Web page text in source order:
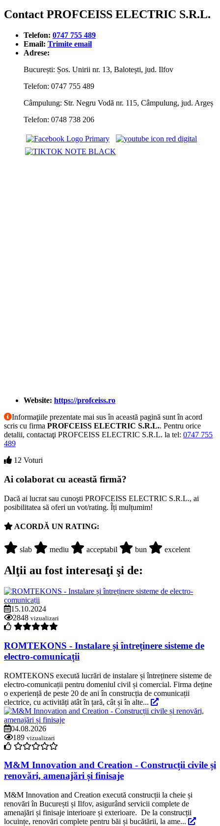
Contact PROFCEISS ELECTRIC S.R.L.
Telefon: 0747 755 489
Email: Trimite email
Adrese:
București: Șos. Unirii nr. 13, Balotești, jud. Ilfov
Telefon: 0747 755 489
Câmpulung: Str. Negru Vodă nr. 115, Câmpulung, jud. Argeș
Telefon: 0748 738 206
Website: https://profceiss.ro
Informaţiile prezentate mai sus în această pagină sunt în acord
scris cu firma PROFCEISS ELECTRIC S.R.L.. Pentru orice
detalii, contactaţi PROFCEISS ELECTRIC S.R.L. la tel: 0747 755
489
12 Voturi
Ai colaborat cu această firmă?
Dacă ai lucrat sau cunoşti PROFCEISS ELECTRIC S.R.L., ai
posibilitatea să oferi un vot/rating. Îți mulțumim!
ACORDĂ UN RATING:
slab mediu acceptabil bun excelent
Alţii au fost interesaţi şi de:
15.10.2024
2848 vizualizari
ROMTEKONS - Instalare și întreținere sisteme de
electro-comunicații
ROMTEKONS execută lucrări de instalare și întreținere sisteme de
electro-comunicații pentru domeniul civil și comercial. Firma deține
o experiență de peste 20 de ani în construcția de comunicații
electrice, cu activități atât în țară, cât și în alte...
04.08.2026
189 vizualizari
M&M Innovation and Creation - Construcții civile și
renovări, amenajări și finisaje
M&M Innovation and Creation execută construcții la cheie și
renovări în București și Ilfov, asigurând servicii complete de
amenajări și finisaje interioare și exterioare. De la construcții
locuințe, renovări complete pentru băi și bucătării, la ame...